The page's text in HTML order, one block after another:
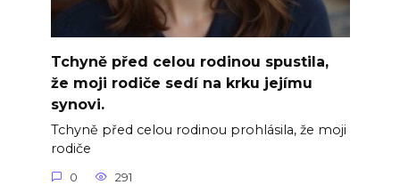
Tchyně před celou rodinou spustila,
že moji rodiče sedí na krku jejímu
synovi.
Tchyně před celou rodinou prohlásila, že moji
rodiče
0 291